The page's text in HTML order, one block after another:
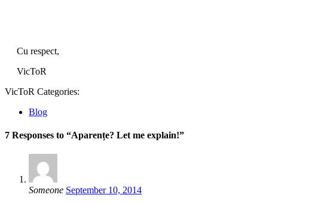
Cu respect,
VicToR
VicToR Categories:
Blog
7 Responses to “Aparențe? Let me explain!”
Someone September 10, 2014